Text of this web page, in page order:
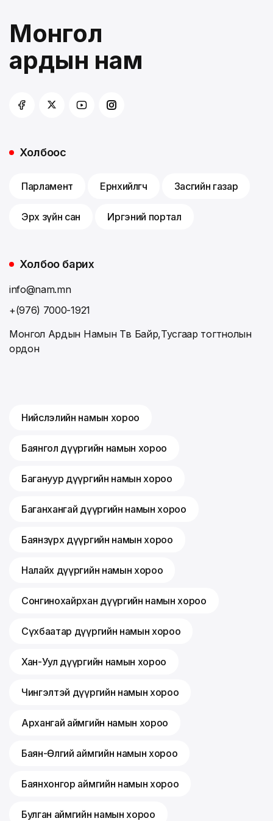
Монгол
ардын нам
Холбоос
Парламент Ерөнхийлөгч Засгийн газар
Эрх зүйн сан Иргэний портал
Холбоо барих
info@nam.mn
+(976) 7000-1921
Монгол Ардын Намын Төв Байр,Тусгаар тогтнолын
ордон
Нийслэлийн намын хороо
Баянгол дүүргийн намын хороо
Багануур дүүргийн намын хороо
Баганхангай дүүргийн намын хороо
Баянзүрх дүүргийн намын хороо
Налайх дүүргийн намын хороо
Сонгинохайрхан дүүргийн намын хороо
Сүхбаатар дүүргийн намын хороо
Хан-Уул дүүргийн намын хороо
Чингэлтэй дүүргийн намын хороо
Архангай аймгийн намын хороо
Баян-Өлгий аймгийн намын хороо
Баянхонгор аймгийн намын хороо
Булган аймгийн намын хороо